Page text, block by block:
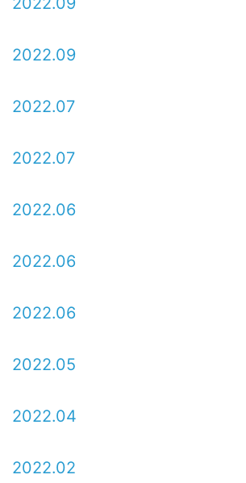
2022.09
2022.07
2022.07
2022.06
2022.06
2022.06
2022.05
2022.04
2022.02